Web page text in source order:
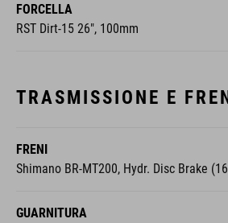
FORCELLA
RST Dirt-15 26", 100mm
TRASMISSIONE E
FRENI
Shimano BR-MT200, Hydr. Disc Brake
GUARNITURA